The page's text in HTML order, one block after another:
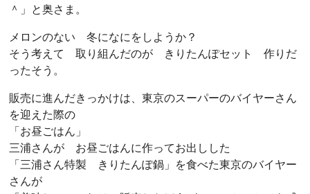
＾」と奥さま。
メロンのない 冬になにをしようか？
そう考えて 取り組んだのが きりたんぽセット 作りだ
ったそう。
販売に進んだきっかけは、東京のスーパーのバイヤーさん
を迎えた際の
「お昼ごはん」
三浦さんが お昼ごはんに作ってお出しした
「三浦さん特製 きりたんぽ鍋」を食べた東京のバイヤー
さんが